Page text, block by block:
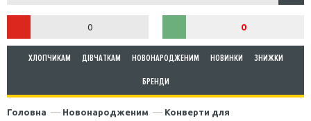
0 0
ХЛОПЧИКАМ ДІВЧАТКАМ НОВОНАРОДЖЕНИМ НОВИНКИ
ЗНИЖКИ
БРЕНДИ
Головна Новонародженим
Конверти для